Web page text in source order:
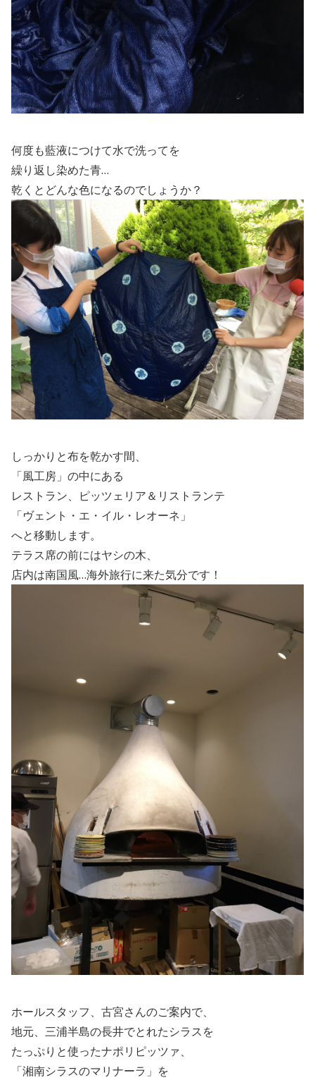
何度も藍液につけて水で洗ってを
繰り返し染めた青…
乾くとどんな色になるのでしょうか？
しっかりと布を乾かす間、
「風工房」の中にある
レストラン、
ピッツェリア＆リストランテ
「ヴェント・エ・イル・レオーネ」
へと移動します。
テラス席の前にはヤシの木、
店内は南国風…海外旅行に来た気分です！
ホールスタッフ、古宮さんのご案内で、
地元、三浦半島の長井でとれたシラスを
たっぷりと使ったナポリピッツァ、
「湘南シラスのマリナーラ」を